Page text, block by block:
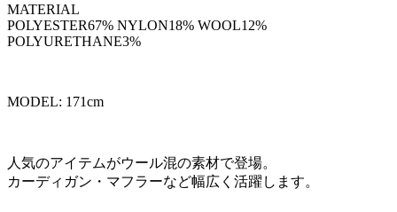
MATERIAL
POLYESTER67% NYLON18% WOOL12%
POLYURETHANE3%
MODEL: 171cm
人気のアイテムがウール混の素材で登場。
カーディガン・マフラーなど幅広く活躍します。